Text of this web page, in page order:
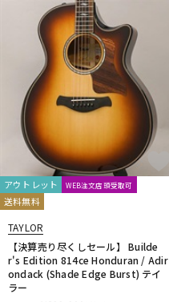
アウトレット WEB注文店頭受取可
送料無料
TAYLOR
【決算売り尽くしセール】 Builde
r's Edition 814ce Honduran / Adir
ondack (Shade Edge Burst) テイ
ラー